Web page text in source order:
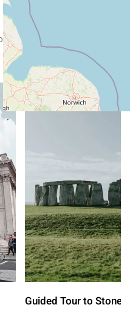
adipiscing elit,
Guided Tour to